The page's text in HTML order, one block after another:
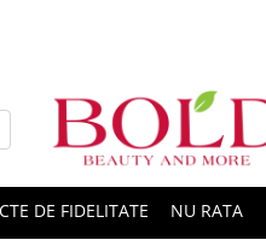
DE FIDELITATE NU RATA